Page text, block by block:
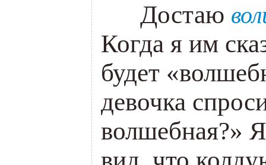
Достаю
Когда я им
будет
девочка
волшебная?»